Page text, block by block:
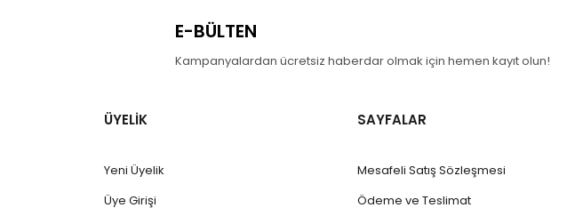
E-BÜLTEN
Kampanyalardan ücretsiz haberdar olmak için hemen kayıt olun!
ÜYELİK
Yeni Üyelik
Üye Girişi
SAYFALAR
Mesafeli Satış Sözleşmesi
Ödeme ve Teslimat